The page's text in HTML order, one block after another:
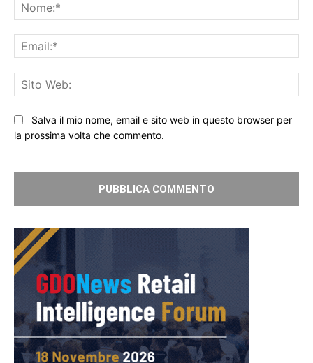
Salva il mio nome, email e sito web in questo browser per
la prossima volta che commento.